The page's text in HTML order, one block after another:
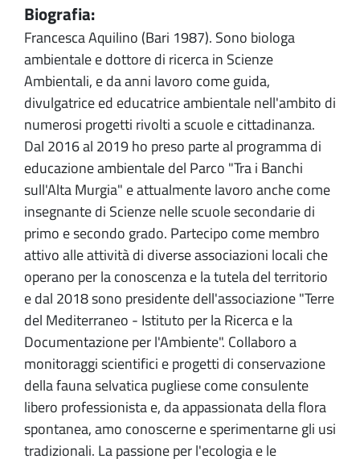
Biografia:
Francesca Aquilino (Bari 1987). Sono biologa
ambientale e dottore di ricerca in Scienze
Ambientali, e da anni lavoro come guida,
divulgatrice ed educatrice ambientale nell'ambito di
numerosi progetti rivolti a scuole e cittadinanza.
Dal 2016 al 2019 ho preso parte al programma di
educazione ambientale del Parco "Tra i Banchi
sull'Alta Murgia" e attualmente lavoro anche come
insegnante di Scienze nelle scuole secondarie di
primo e secondo grado. Partecipo come membro
attivo alle attività di diverse associazioni locali che
operano per la conoscenza e la tutela del territorio
e dal 2018 sono presidente dell'associazione "Terre
del Mediterraneo - Istituto per la Ricerca e la
Documentazione per l'Ambiente". Collaboro a
monitoraggi scientifici e progetti di conservazione
della fauna selvatica pugliese come consulente
libero professionista e, da appassionata della flora
spontanea, amo conoscerne e sperimentarne gli usi
tradizionali. La passione per l'ecologia e le